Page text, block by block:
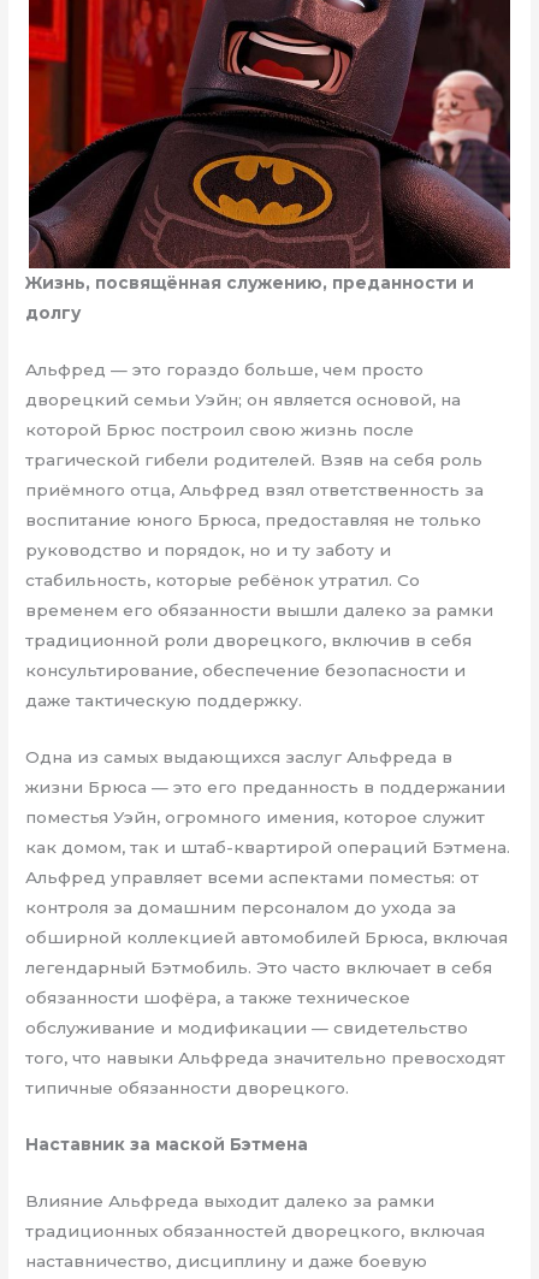
Жизнь, посвящённая служению, преданности и
долгу
Альфред — это гораздо больше, чем просто
дворецкий семьи Уэйн; он является основой, на
которой Брюс построил свою жизнь после
трагической гибели родителей. Взяв на себя роль
приёмного отца, Альфред взял ответственность за
воспитание юного Брюса, предоставляя не только
руководство и порядок, но и ту заботу и
стабильность, которые ребёнок утратил. Со
временем его обязанности вышли далеко за рамки
традиционной роли дворецкого, включив в себя
консультирование, обеспечение безопасности и
даже тактическую поддержку.
Одна из самых выдающихся заслуг Альфреда в
жизни Брюса — это его преданность в поддержании
поместья Уэйн, огромного имения, которое служит
как домом, так и штаб-квартирой операций Бэтмена.
Альфред управляет всеми аспектами поместья: от
контроля за домашним персоналом до ухода за
обширной коллекцией автомобилей Брюса, включая
легендарный Бэтмобиль. Это часто включает в себя
обязанности шофёра, а также техническое
обслуживание и модификации — свидетельство
того, что навыки Альфреда значительно превосходят
типичные обязанности дворецкого.
Наставник за маской Бэтмена
Влияние Альфреда выходит далеко за рамки
традиционных обязанностей дворецкого, включая
наставничество, дисциплину и даже боевую